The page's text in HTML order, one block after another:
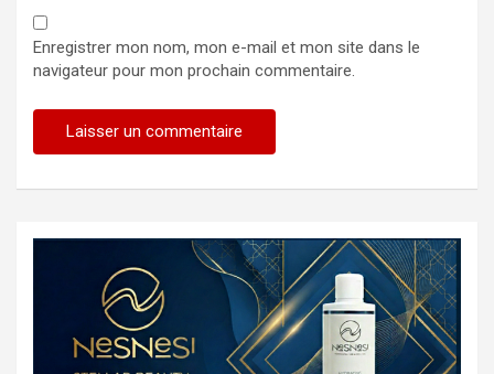
Enregistrer mon nom, mon e-mail et mon site dans le
navigateur pour mon prochain commentaire.